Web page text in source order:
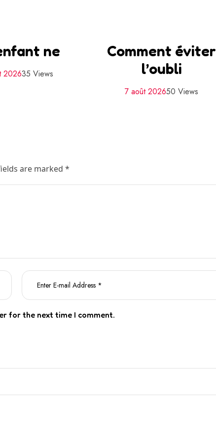
ne
202635 Views
Comment éviter
l’oubli
7 août 202650 Views
are marked *
for the next time I comment.